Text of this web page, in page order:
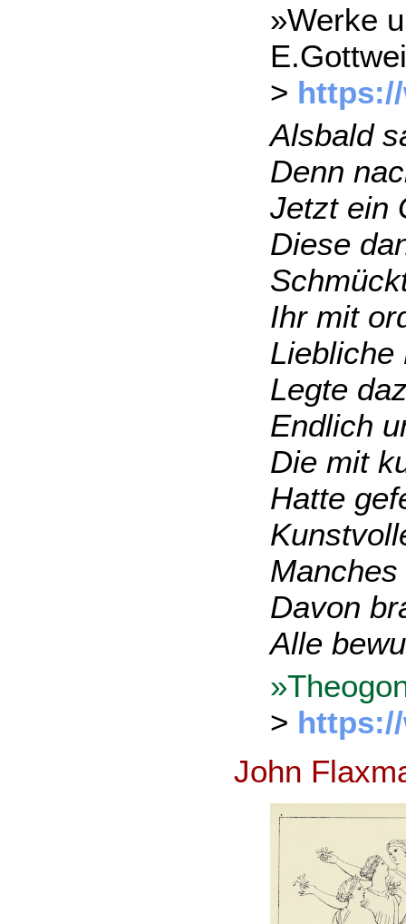
»Werke
>
Alsbald
Denn
Jetzt ein
Diese
Ihr mit
Liebliche
Legte
Endlich
Die mit
Hatte
Davon
Alle
>
John